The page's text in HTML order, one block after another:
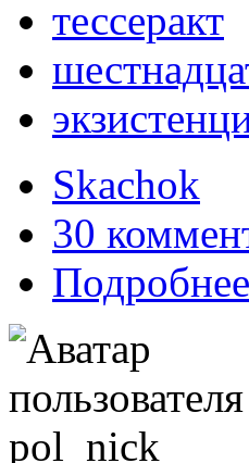
тессеракт
Skachok
30
Подробнее